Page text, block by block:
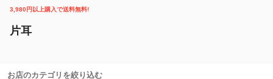
3,980円以上購入で送料無料!
片耳
お店のカテゴリを絞り込む